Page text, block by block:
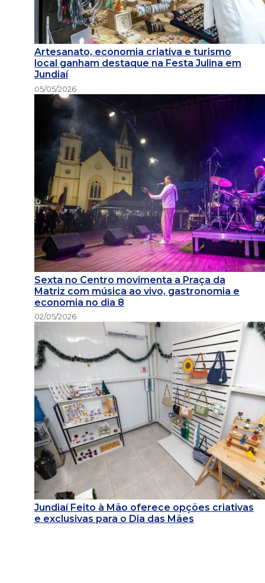
Artesanato, economia criativa e turismo
local ganham destaque na Festa Julina em
Jundiaí
05/05/2026
Sexta no Centro movimenta a Praça da
Matriz com música ao vivo, gastronomia e
economia no dia 8
02/05/2026
Jundiaí Feito à Mão oferece opções criativas
e exclusivas para o Dia das Mães